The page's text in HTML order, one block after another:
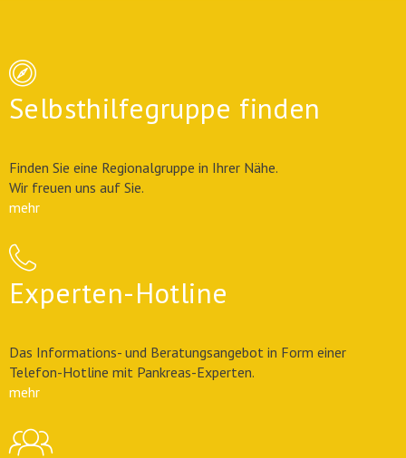
Selbsthilfegruppe finden
Finden Sie eine Regionalgruppe in Ihrer Nähe.
Wir freuen uns auf Sie.
mehr
Experten-Hotline
Das Informations- und Beratungsangebot in Form einer
Telefon-Hotline mit Pankreas-Experten.
mehr